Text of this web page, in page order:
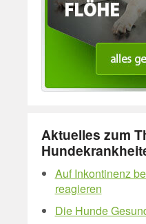
Aktuelles zum
Auf Inkontinenz
reagieren
Die Hunde